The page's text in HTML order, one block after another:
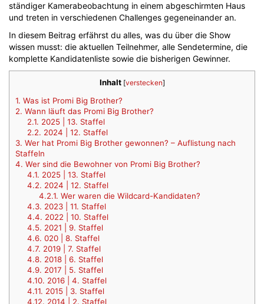
ständiger Kamerabeobachtung in einem abgeschirmten Haus
und treten in verschiedenen Challenges gegeneinander an.
In diesem Beitrag erfährst du alles, was du über die Show
wissen musst: die aktuellen Teilnehmer, alle Sendetermine, die
komplette Kandidatenliste sowie die bisherigen Gewinner.
Inhalt [verstecken]
1. Was ist Promi Big Brother?
2. Wann läuft das Promi Big Brother?
2.1. 2025 | 13. Staffel
2.2. 2024 | 12. Staffel
3. Wer hat Promi Big Brother gewonnen? – Auflistung nach
Staffeln
4. Wer sind die Bewohner von Promi Big Brother?
4.1. 2025 | 13. Staffel
4.2. 2024 | 12. Staffel
4.2.1. Wer waren die Wildcard-Kandidaten?
4.3. 2023 | 11. Staffel
4.4. 2022 | 10. Staffel
4.5. 2021 | 9. Staffel
4.6. 020 | 8. Staffel
4.7. 2019 | 7. Staffel
4.8. 2018 | 6. Staffel
4.9. 2017 | 5. Staffel
4.10. 2016 | 4. Staffel
4.11. 2015 | 3. Staffel
4.12. 2014 | 2. Staffel